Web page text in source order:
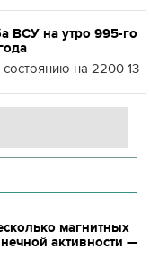
ВСУ на утро 995-го
на 2200 13
магнитных
активности —